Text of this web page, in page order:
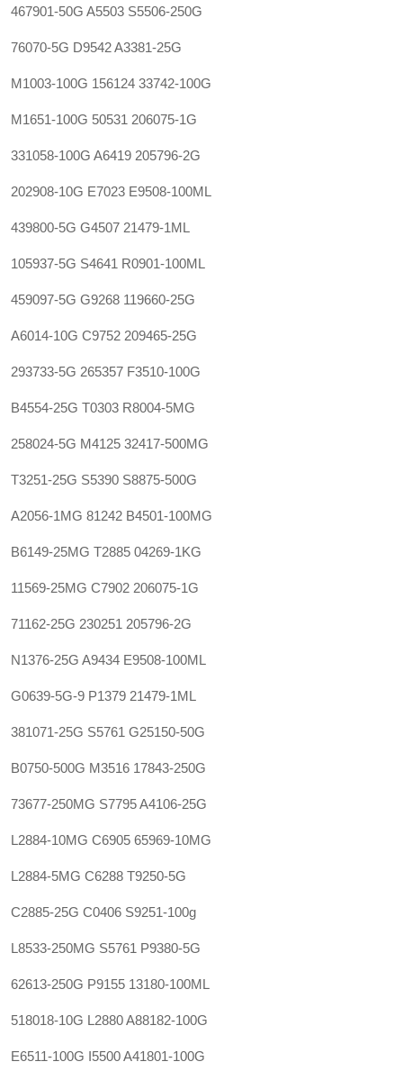
467901-50G A5503 S5506-250G
76070-5G D9542 A3381-25G
M1003-100G 156124 33742-100G
M1651-100G 50531 206075-1G
331058-100G A6419 205796-2G
202908-10G E7023 E9508-100ML
439800-5G G4507 21479-1ML
105937-5G S4641 R0901-100ML
459097-5G G9268 119660-25G
A6014-10G C9752 209465-25G
293733-5G 265357 F3510-100G
B4554-25G T0303 R8004-5MG
258024-5G M4125 32417-500MG
T3251-25G S5390 S8875-500G
A2056-1MG 81242 B4501-100MG
B6149-25MG T2885 04269-1KG
11569-25MG C7902 206075-1G
71162-25G 230251 205796-2G
N1376-25G A9434 E9508-100ML
G0639-5G-9 P1379 21479-1ML
381071-25G S5761 G25150-50G
B0750-500G M3516 17843-250G
73677-250MG S7795 A4106-25G
L2884-10MG C6905 65969-10MG
L2884-5MG C6288 T9250-5G
C2885-25G C0406 S9251-100g
L8533-250MG S5761 P9380-5G
62613-250G P9155 13180-100ML
518018-10G L2880 A88182-100G
E6511-100G I5500 A41801-100G